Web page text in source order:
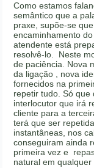
Como estamos
semântico que a
praxe, supõe-se
encaminhamento
atendente está
resolvê-lo. Neste
de paciência. Nova
da ligação , nova
fornecidos na
repetir tudo. Só que
interlocutor que irá
cliente para a
terá que ser
instantâneas, nos
conseguiram ainda
primeira vez e
natural em